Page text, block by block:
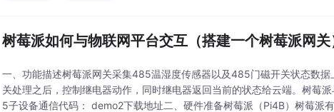
树莓派如何与物联网平台交互（搭建一个树莓派网关
一、功能描述​树莓派网关采集485温湿度传感器以及485门磁开关状态数
关处理之后，控制继电器动作，同时继电器返回当前的状态给云端。树莓
5子设备通信代码： demo2下载地址二、硬件准备树莓派（Pi4B）​树莓派